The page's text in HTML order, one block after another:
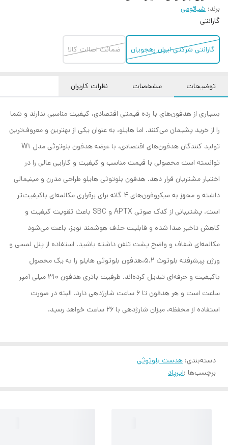
برند: شیائومی
گارانتی
گارانتی شرکتی ایران رهجویان ضمانت اصالت کالا
توضیحات مشخصات نظرات کاربران
بسیاری از هدفون‌های با رده قیمتی اقتصادی، کیفیت مناسبی ندارند و شما
را از خرید پشیمان می‌کنند. اما هایلو، به عنوان یکی از بهترین و معروف‌ترین
تولید کنندگان هدفون‌های اقتصادی، با عرضه هدفون بلوتوثی مدل W1
توانسته است محصولی با قیمت مناسب و کیفیت و کارایی عالی را در
اختیار مشتریان قرار دهد. هدفون بلوتوثی هایلو طراحی مدرن و مینیمالی
داشته و مجهز به میکروفون‌های 4 گانه برای برقراری مکالمه‌ای باکیفیت‌تر
است. پشتیبانی از کدک صوتی APTX و SBC باعث تقویت کیفیت و
کاهش تاخیر صدا شده و قابلیت حذف هوشمند نویز، باعث می‌شود
مکالمه‌ای شفاف و واضح پشت تلفن داشته باشید. استفاده از پنل لمسی و
ورژن پیشرفته بلوتوث 5.2،‌هدفون بلوتوثی هایلو را به یک محصول
باکیفیت و حرفه‌ای تبدیل کرده‌اند. ظرفیت باتری هدفون 310 میلی آمپر
ساعت است و هر هدفون تا 6 ساعت شارژدهی دارد. البته در صورت
استفاده از محفظه، میزان شارژدهی با 26 ساعت خواهد رسید.
دسته‌بندی: هدست بلوتوثی
برچسب‌ها :ایرپاد